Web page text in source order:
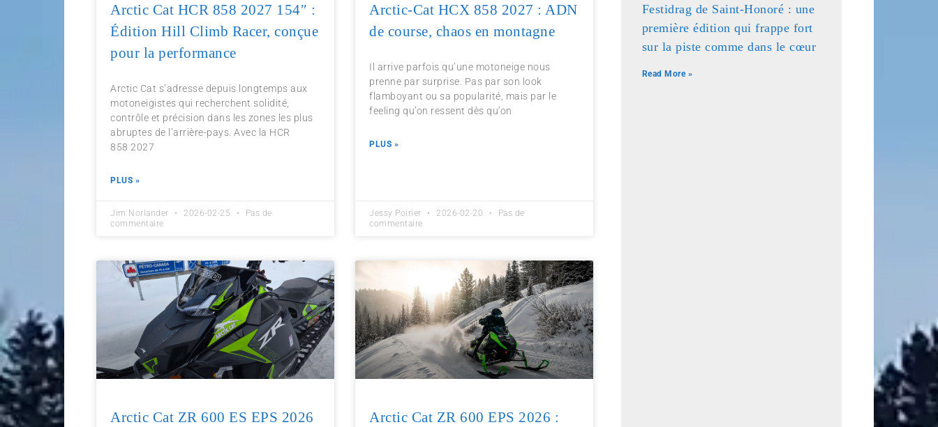
Arctic Cat HCR 858 2027 154″ :
Édition Hill Climb Racer, conçue
pour la performance
Arctic Cat s’adresse depuis longtemps aux
motoneigistes qui recherchent solidité,
contrôle et précision dans les zones les plus
abruptes de l’arrière-pays. Avec la HCR
858 2027
PLUS »
Jim Norlander 2026-02-25
Pas de
commentaire
Arctic-Cat HCX 858 2027 : ADN
de course, chaos en montagne
Il arrive parfois qu’une motoneige nous
prenne par surprise. Pas par son look
flamboyant ou sa popularité, mais par le
feeling qu’on ressent dès qu’on
PLUS »
Jessy Poirier 2026-02-20
Pas de
commentaire
Arctic Cat ZR 600 ES EPS 2026
Arctic Cat ZR 600 EPS 2026 :
Festidrag de Saint-Honoré : une
première édition qui frappe fort
sur la piste comme dans le cœur
Read More »